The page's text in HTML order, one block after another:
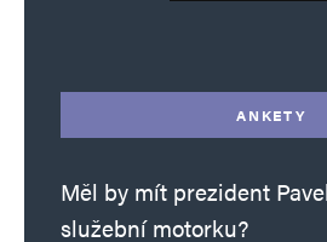
ANKETY
Měl by mít prezident
služební motorku?